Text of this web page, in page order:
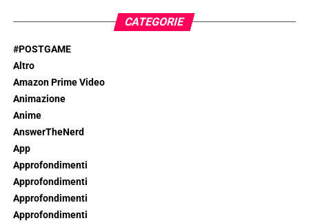
CATEGORIE
#POSTGAME
Altro
Amazon Prime Video
Animazione
Anime
AnswerTheNerd
App
Approfondimenti
Approfondimenti
Approfondimenti
Approfondimenti